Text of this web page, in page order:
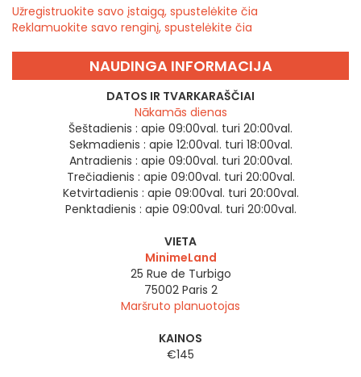
Užregistruokite savo įstaigą, spustelėkite čia
Reklamuokite savo renginį, spustelėkite čia
NAUDINGA INFORMACIJA
DATOS IR TVARKARAŠČIAI
Nākamās dienas
Šeštadienis : apie 09:00val. turi 20:00val.
Sekmadienis : apie 12:00val. turi 18:00val.
Antradienis : apie 09:00val. turi 20:00val.
Trečiadienis : apie 09:00val. turi 20:00val.
Ketvirtadienis : apie 09:00val. turi 20:00val.
Penktadienis : apie 09:00val. turi 20:00val.
VIETA
MinimeLand
25 Rue de Turbigo
75002 Paris 2
Maršruto planuotojas
KAINOS
€145